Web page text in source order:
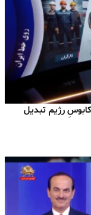
رژیم تبدیل